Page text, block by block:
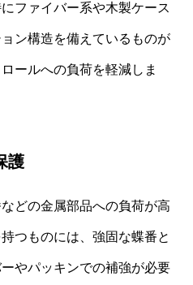
ファイバー系や木製ケース
ン構造を備えているものが
ールへの負荷を軽減しま
護
どの金属部品への負荷が高
つものには、強固な蝶番と
やパッキンでの補強が必要